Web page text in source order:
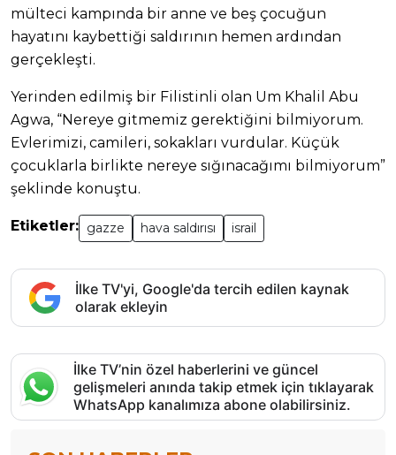
mülteci kampında bir anne ve beş çocuğun
hayatını kaybettiği saldırının hemen ardından
gerçekleşti.
Yerinden edilmiş bir Filistinli olan Um Khalil Abu
Agwa, “Nereye gitmemiz gerektiğini bilmiyorum.
Evlerimizi, camileri, sokakları vurdular. Küçük
çocuklarla birlikte nereye sığınacağımı bilmiyorum”
şeklinde konuştu.
Etiketler: gazze hava saldırısı israil
İlke TV'yi, Google'da tercih edilen kaynak
olarak ekleyin
İlke TV’nin özel haberlerini ve güncel
gelişmeleri anında takip etmek için tıklayarak
WhatsApp kanalımıza abone olabilirsiniz.